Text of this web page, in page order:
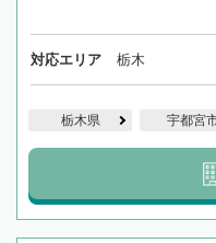
対応エリア 栃木
栃木県 宇都宮